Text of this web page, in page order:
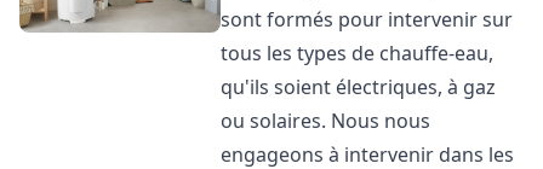
sont formés pour intervenir sur
tous les types de chauffe-eau,
qu'ils soient électriques, à gaz
ou solaires. Nous nous
engageons à intervenir dans les